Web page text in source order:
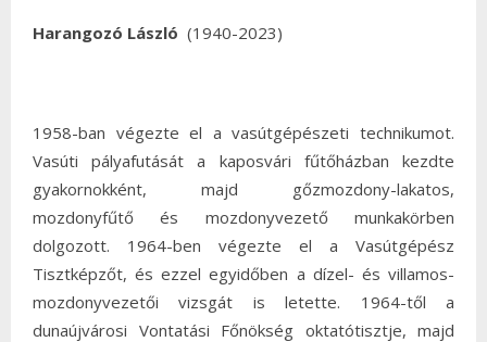
Harangozó László (1940-2023)
1958-ban végezte el a vasútgépészeti technikumot.
Vasúti pályafutását a kaposvári fűtőházban kezdte
gyakornokként, majd gőzmozdony-lakatos,
mozdonyfűtő és mozdonyvezető munkakörben
dolgozott. 1964-ben végezte el a Vasútgépész
Tisztképzőt, és ezzel egyidőben a dízel- és villamos-
mozdonyvezetői vizsgát is letette. 1964-től a
dunaújvárosi Vontatási Főnökség oktatótisztje, majd